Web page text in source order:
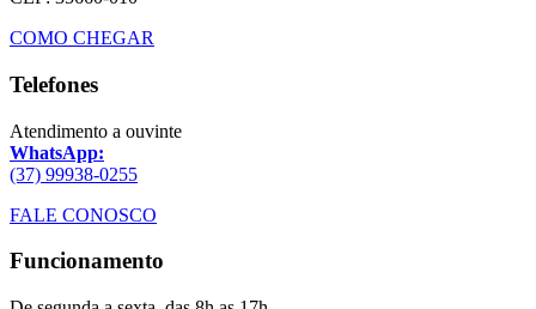
COMO CHEGAR
Telefones
Atendimento a ouvinte
WhatsApp:
(37) 99938-0255
FALE CONOSCO
Funcionamento